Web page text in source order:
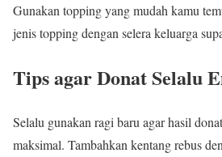
Gunakan topping yang mudah kamu
jenis topping dengan selera keluarga
Tips agar Donat Selalu
Selalu gunakan ragi baru agar hasil
maksimal. Tambahkan kentang rebus